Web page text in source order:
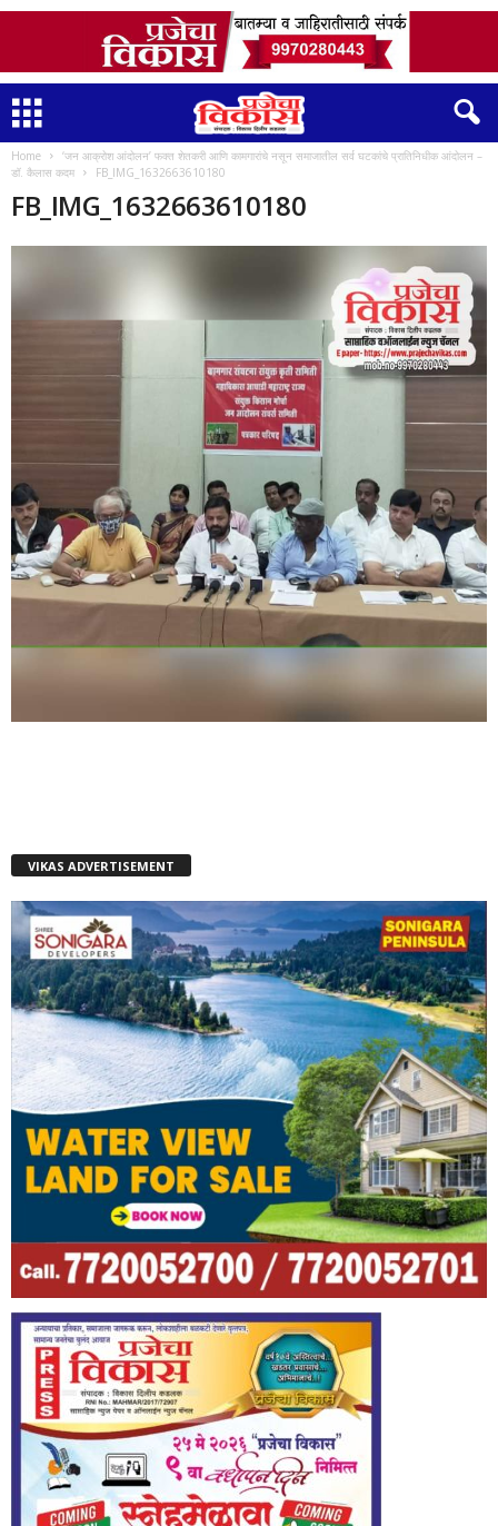
Home
‘जन आक्रोश आंदोलन’ फक्त शेतकरी आणि कामगारांचे नसून समाजातील सर्व घटकांचे प्रातिनिधीक आंदोलन –
डॉ. कैलास कदम
FB_IMG_1632663610180
FB_IMG_1632663610180
VIKAS ADVERTISEMENT